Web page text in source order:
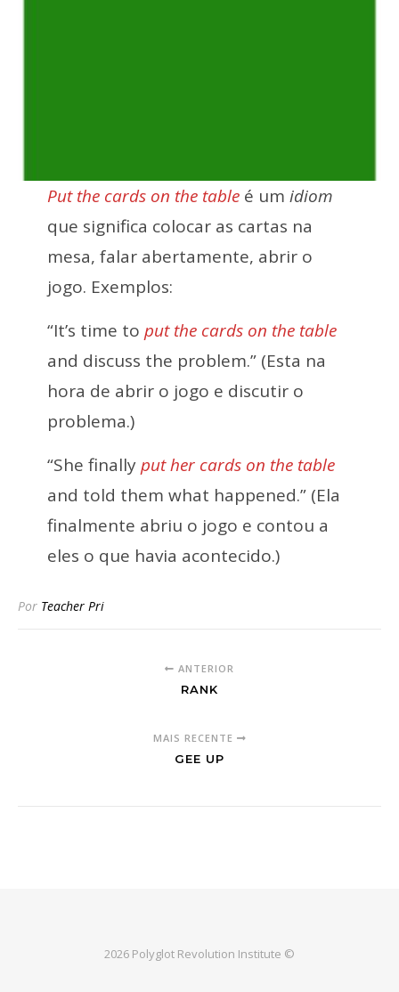
Put the cards on the tableé um idiom
que significa colocar as cartas na
mesa, falar abertamente, abrir o
jogo. Exemplos:
“It’s time to put the cards on the table
and discuss the problem.” (Esta na
hora de abrir o jogo e discutir o
problema.)
“She finallyput her cards on the table
and told them what happened.” (Ela
finalmente abriu o jogo e contou a
eles o que havia acontecido.)
Por Teacher Pri
ANTERIOR
RANK
MAIS RECENTE
GEE UP
2026 Polyglot Revolution Institute ©